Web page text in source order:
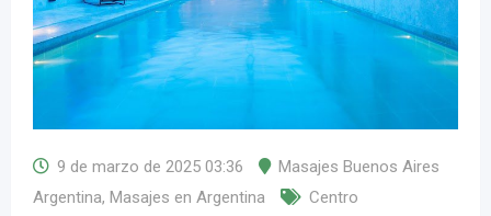
9 de marzo de 2025 03:36
Masajes Buenos Aires
Argentina, Masajes en Argentina
Centro